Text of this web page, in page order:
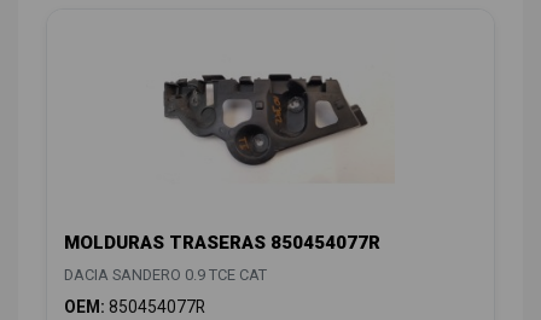
MOLDURAS TRASERAS 850454077R
DACIA SANDERO 0.9 TCE CAT
OEM: 850454077R